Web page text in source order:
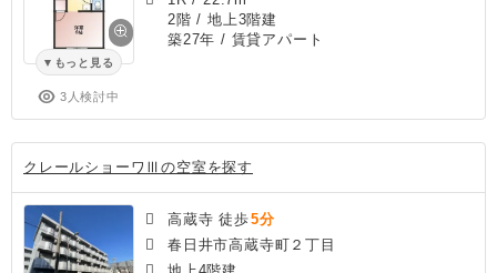
もっと見る
3人検討中
2階 / 地上3階建
築27年 / 賃貸アパート
クレールショーワⅢの空室を探す
高蔵寺 徒歩5分
春日井市高蔵寺町２丁目